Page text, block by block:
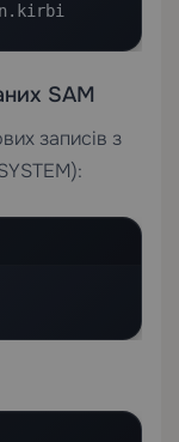
SAM
записів з